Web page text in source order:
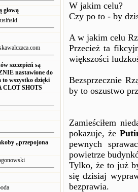
głową
szczepień są
nastawione do
to wszystko dzięki
CLOT SHOTS
„przepojona
W jakim celu?
Czy po to - by
A w jakim celu
Przecież ta
większości
Bezsprzecznie
by to oszustwo
Zamieściłem
pokazuje, że
pewnych
powietrze
Tylko, że to już
się dzisiaj
bezprawia.